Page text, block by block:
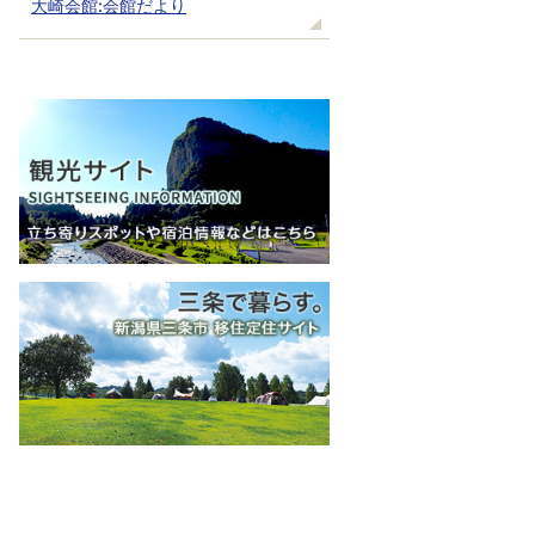
大崎会館:会館だより